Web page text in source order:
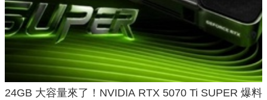
24GB 大容量來了！NVIDIA RTX 5070 Ti SUPER 爆料